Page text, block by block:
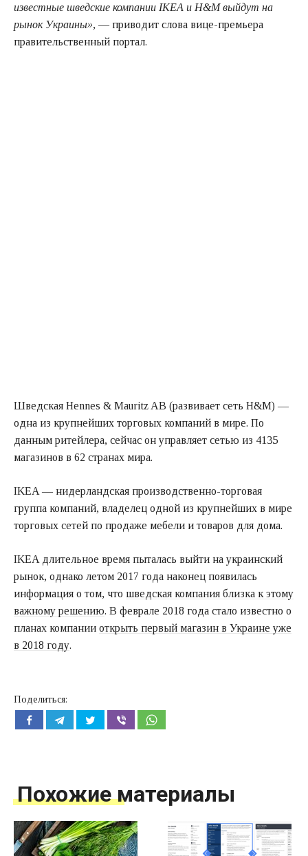
известные шведские компании IKEA и H&M выйдут на
рынок Украины», — приводит слова вице-премьера
правительственный портал.
Шведская Hennes & Mauritz AB (развивает сеть H&M) —
одна из крупнейших торговых компаний в мире. По
данным ритейлера, сейчас он управляет сетью из 4135
магазинов в 62 странах мира.
IKEA — нидерландская производственно-торговая
группа компаний, владелец одной из крупнейших в мире
торговых сетей по продаже мебели и товаров для дома.
IKEA длительное время пыталась выйти на украинский
рынок, однако летом 2017 года наконец появилась
информация о том, что шведская компания близка к этому
важному решению. В феврале 2018 года стало известно о
планах компании открыть первый магазин в Украине уже
в 2018 году.
Поделиться:
Похожие материалы